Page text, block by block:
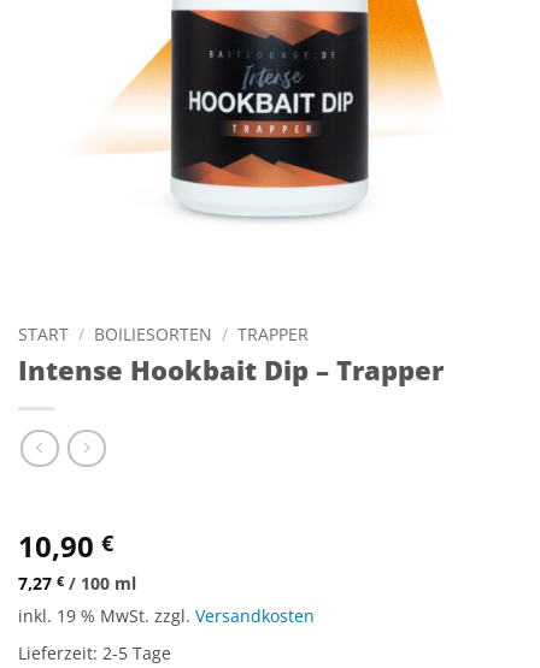
START / BOILIESORTEN / TRAPPER
Intense Hookbait Dip – Trapper
10,90 €
7,27 € / 100 ml
inkl. 19 % MwSt. zzgl. Versandkosten
Lieferzeit: 2-5 Tage